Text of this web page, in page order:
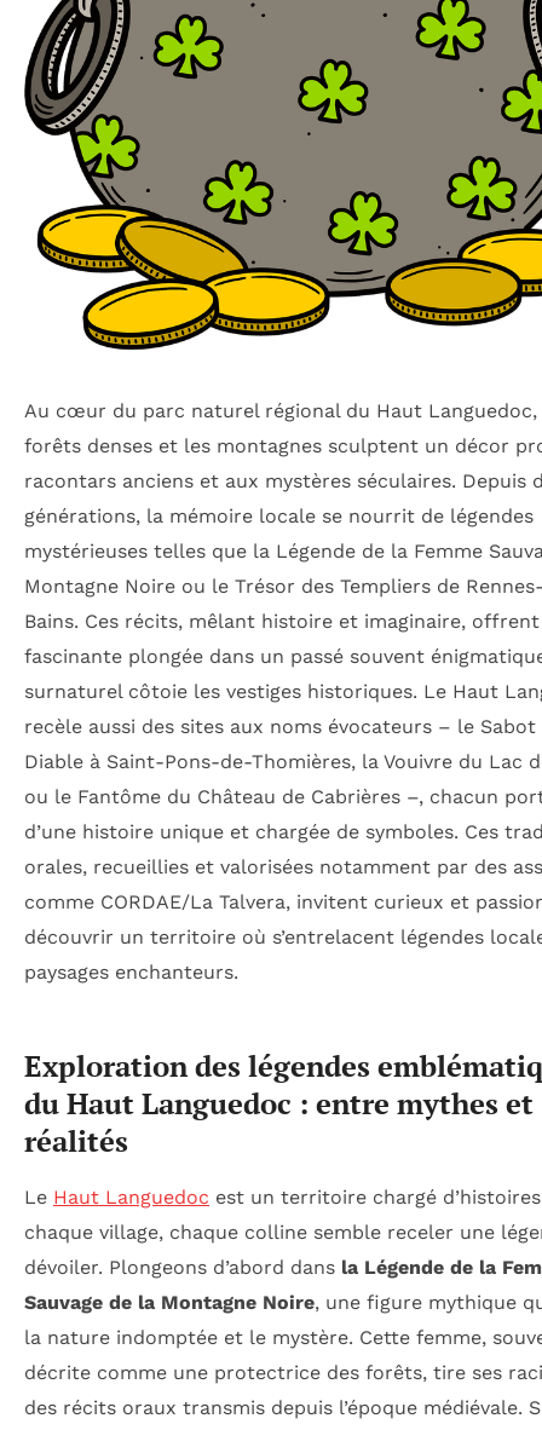
Au cœur du parc naturel régional du Haut Languedoc,
forêts denses et les montagnes sculptent un décor
racontars anciens et aux mystères séculaires. Depuis
générations, la mémoire locale se nourrit de légendes
mystérieuses telles que la Légende de la Femme
Montagne Noire ou le Trésor des Templiers de
Bains. Ces récits, mêlant histoire et imaginaire,
fascinante plongée dans un passé souvent
surnaturel côtoie les vestiges historiques. Le Haut
recèle aussi des sites aux noms évocateurs – le Sabot
Diable à Saint-Pons-de-Thomières, la Vouivre du Lac
ou le Fantôme du Château de Cabrières –, chacun
d’une histoire unique et chargée de symboles. Ces
orales, recueillies et valorisées notamment par des
comme CORDAE/La Talvera, invitent curieux et
découvrir un territoire où s’entrelacent légendes
paysages enchanteurs.
Exploration des légendes
du Haut Languedoc : entre mythes et
réalités
Le Haut Languedoc est un territoire chargé
chaque village, chaque colline semble receler une
dévoiler. Plongeons d’abord dans la Légende de la
Sauvage de la Montagne Noire, une figure mythique
la nature indomptée et le mystère. Cette femme,
décrite comme une protectrice des forêts, tire ses
des récits oraux transmis depuis l’époque médiévale.